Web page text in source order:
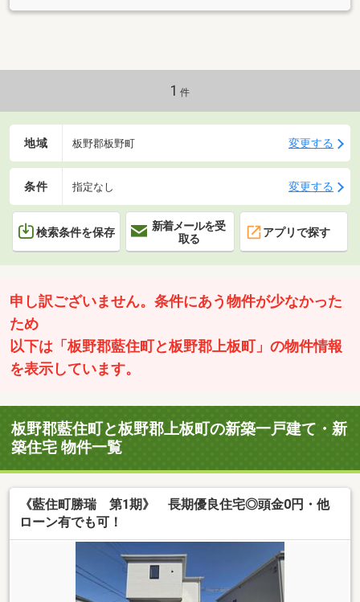
1 件
地域 板野郡板野町 変更する
条件 指定なし 変更する
検索条件を保存
新着メールを受
取る
アプリで探す
申し訳ございません。条件にあう物件が少なかった
ため
以下は「板野郡藍住町と板野郡上板町」の物件情報
を表示しています。
板野郡藍住町と板野郡上板町の新築一戸建て・新
築住宅 物件一覧
《藍住町勝瑞 第1期》 長期優良住宅◎頭金0円・他
ローン有でも可！